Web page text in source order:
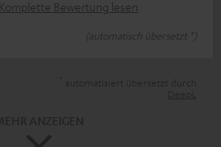
Komplette Bewertung lesen
(automatisch übersetzt *)